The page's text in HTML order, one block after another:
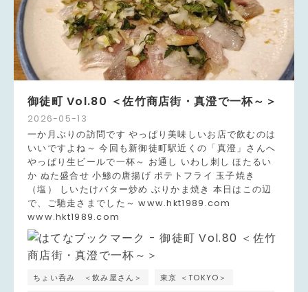
2026-05-13
御徒町 Vol.80 ＜佐竹商店街・真澄で一杯～＞
ちょい呑み ＜飲み屋さん＞
東京 ＜TOKYO＞
一か月ぶりの訪問です やっぱり美味しいお店で飲むのは
いいですよね～ 今回も新御徒町駅近くの「真澄」さんへ
やっぱり生ビールで一杯～ お通し いわし刺し ほたるい
か ぬた盛合せ 小鯵の唐揚げ ポテトフライ 玉子焼き
（塩） しいたけバター炒め ぶりかま焼き 本日はこの辺
で、ご馳走さまでした～ www.hkt1989.com
www.hkt1989.com